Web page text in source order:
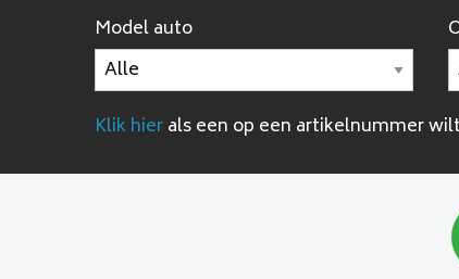
Model auto
Klik hierals een op een artikelnummer